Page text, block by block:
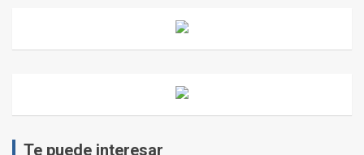
Te puede interesar